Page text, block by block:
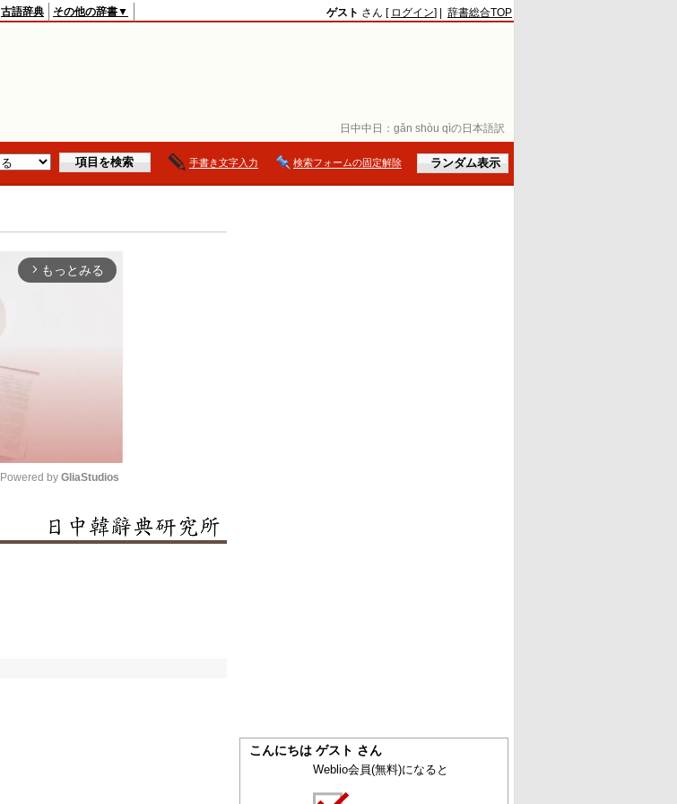
日中中日： gǎn shòu qìの日本語訳
古語辞典 その他の辞書▼ ゲスト さん [ ログイン] | 辞書総合TOP
手書き文字入力 検索フォームの固定解除
arrow_forward_ios もっとみる
Mute
Powered by GliaStudios
こんにちは ゲスト さん
Weblio会員(無料)になると